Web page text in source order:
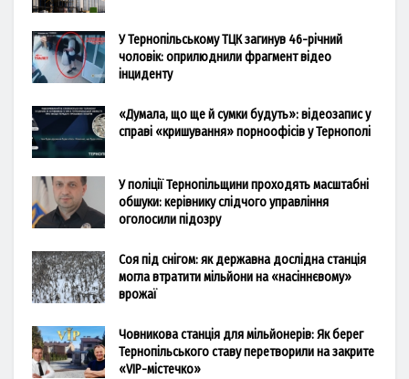
У Тернопільському ТЦК загинув 46-річний
чоловік: оприлюднили фрагмент відео
інциденту
«Думала, що ще й сумки будуть»: відеозапис у
справі «кришування» порноофісів у Тернополі
У поліції Тернопільщини проходять масштабні
обшуки: керівнику слідчого управління
оголосили підозру
Соя під снігом: як державна дослідна станція
могла втратити мільйони на «насіннєвому»
врожаї
Човникова станція для мільйонерів: Як берег
Тернопільського ставу перетворили на закрите
«VIP-містечко»